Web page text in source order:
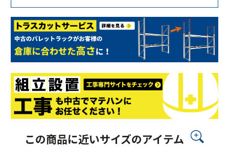
この商品に近いサイズのアイテム